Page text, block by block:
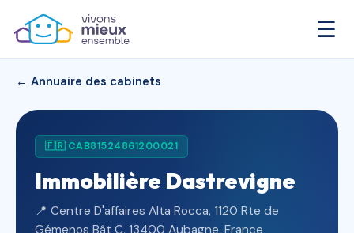
☰
← Annuaire des cabinets
🇫🇷 CAB81524861200021
Immobilière Dastrevigne
📍 Centre D'affaires Alta Rocca, 1120 Rte de
Gémenos Bât C, 13400 Aubagne, France